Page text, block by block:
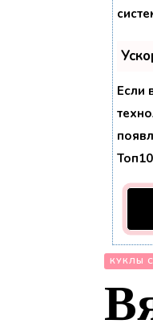
Если
КУКЛЫ